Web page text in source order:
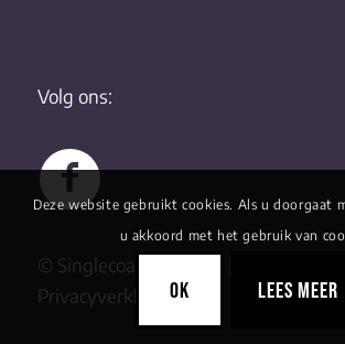
© Singlecoaching 2022 | Algemene
Privacyverklaring
Volg ons:
Deze website gebruikt cookies. Als u doorgaat
u akkoord met het gebruik van
OK LEES MEER